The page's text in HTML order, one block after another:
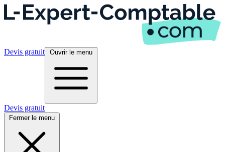
Devis gratuit Ouvrir le menu
Devis gratuit
Fermer le menu